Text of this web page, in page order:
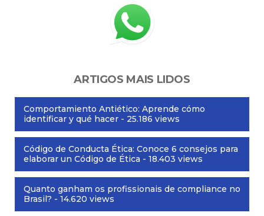
ARTIGOS MAIS LIDOS
Comportamiento Antiético: Aprende cómo
identificar y qué hacer - 25.186 views
Código de Conducta Ética: Conoce 6 consejos para
elaborar un Código de Ética - 18.403 views
Quanto ganham os profissionais de compliance no
Brasil? - 14.620 views